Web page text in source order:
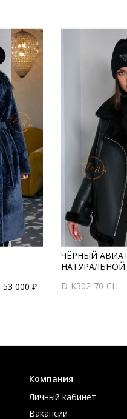
53 000 ₽
ЧЁРНЫЙ
D-K302-70-CH
Компания
Личный кабинет
Вакансии